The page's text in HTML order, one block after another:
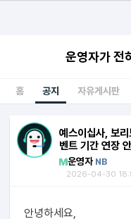
운영자가 전
홈 공지 자유게시판
예스이십사, 보
벤트 기간 연장
운영자 NB
2026-04-30
안녕하세요,